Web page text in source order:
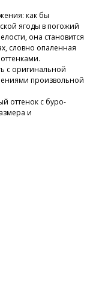
как бы
ягоды в погожий
она становится
словно опаленная
с оригинальной
произвольной
оттенок с буро-
и